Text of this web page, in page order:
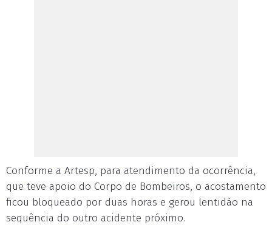
Conforme a Artesp, para atendimento da ocorrência,
que teve apoio do Corpo de Bombeiros, o acostamento
ficou bloqueado por duas horas e gerou lentidão na
sequência do outro acidente próximo.